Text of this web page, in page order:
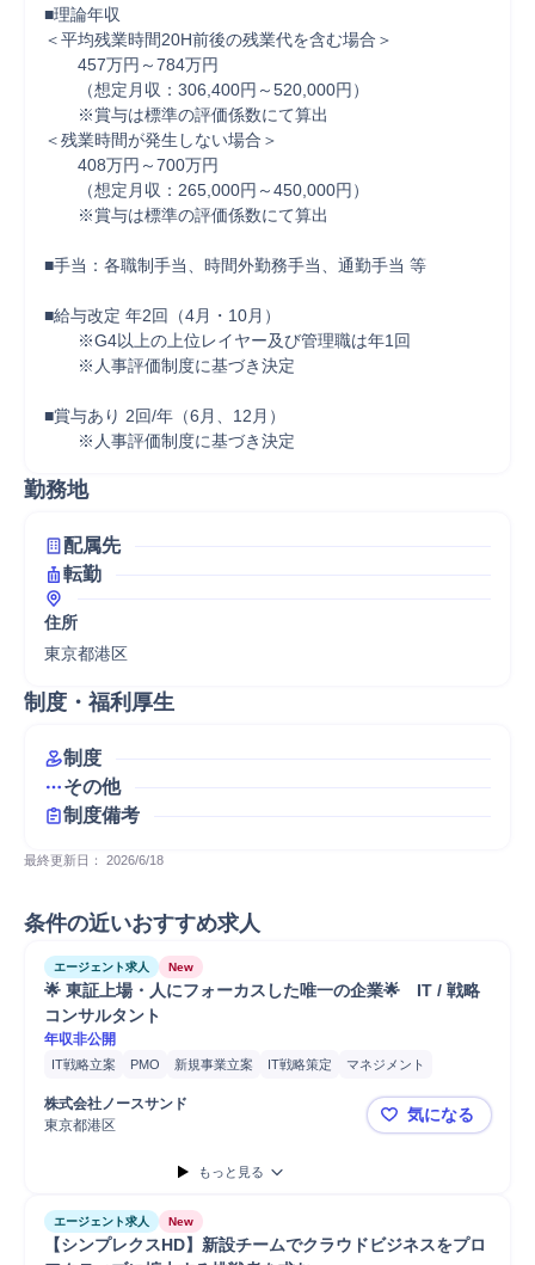
■理論年収
＜平均残業時間20H前後の残業代を含む場合＞
457万円～784万円
（想定月収：306,400円～520,000円）
※賞与は標準の評価係数にて算出
＜残業時間が発生しない場合＞
408万円～700万円
（想定月収：265,000円～450,000円）
※賞与は標準の評価係数にて算出
■手当：各職制手当、時間外勤務手当、通勤手当 等
■給与改定 年2回（4月・10月）
※G4以上の上位レイヤー及び管理職は年1回
※人事評価制度に基づき決定
■賞与あり 2回/年（6月、12月）
※人事評価制度に基づき決定
勤務地
配属先
転勤
住所
東京都港区
制度・福利厚生
制度
その他
制度備考
最終更新日： 2026/6/18
条件の近いおすすめ求人
エージェント求人 New
🌟 東証上場・人にフォーカスした唯一の企業🌟　IT / 戦略
コンサルタント
年収非公開
IT戦略立案 PMO 新規事業立案 IT戦略策定
マネジメント
プロジェクトマネジメント
IT戦略コンサルティング
コスト削減
分析
Salesforce導入 プロジェクト
株式会社ノースサンド
東京都港区
🌟 東証上
気になる
もっと見る
エージェント求人 New
【シンプレクスHD】新設チームでクラウドビジネスをプロ